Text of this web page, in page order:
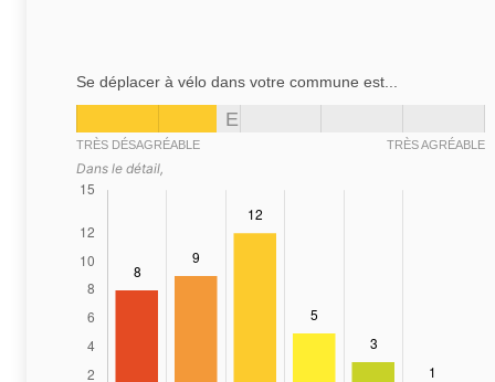
Se déplacer à vélo dans votre commune est...
E
TRÈS DÉSAGRÉABLE TRÈS AGRÉABLE
Dans le détail,